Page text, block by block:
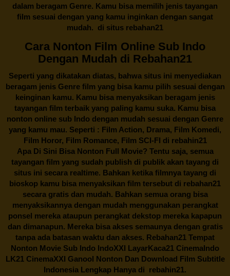
dalam beragam Genre. Kamu bisa memilih jenis tayangan
film sesuai dengan yang kamu inginkan dengan sangat
mudah. di situs rebahan21
Cara Nonton Film Online Sub Indo
Dengan Mudah di Rebahan21
Seperti yang dikatakan diatas, bahwa situs ini menyediakan
beragam jenis Genre film yang bisa kamu pilih sesuai dengan
keinginan kamu. Kamu bisa menyaksikan beragam jenis
tayangan film terbaik yang paling kamu suka. Kamu bisa
nonton online sub Indo dengan mudah sesuai dengan Genre
yang kamu mau. Seperti : Film Action, Drama, Film Komedi,
Film Horor, Film Romance, Film SCI-FI di rebahin21
Apa Di Sini Bisa Nonton Full Movie? Tentu saja, semua
tayangan film yang sudah publish di publik akan tayang di
situs ini secara realtime. Bahkan ketika filmnya tayang di
bioskop kamu bisa menyaksikan film tersebut di rebahan21
secara gratis dan mudah. Bahkan semua orang bisa
menyaksikannya dengan mudah menggunakan perangkat
ponsel mereka ataupun perangkat dekstop mereka kapapun
dan dimanapun. Mereka bisa akses semaunya dengan gratis
tanpa ada batasan waktu dan akses. Rebahan21 Tempat
Nonton Movie Sub Indo IndoXXI LayarKaca21 CinemaIndo
LK21 CinemaXXI Ganool Nonton Dan Download Film Subtitle
Indonesia Lengkap Hanya di rebahin21.